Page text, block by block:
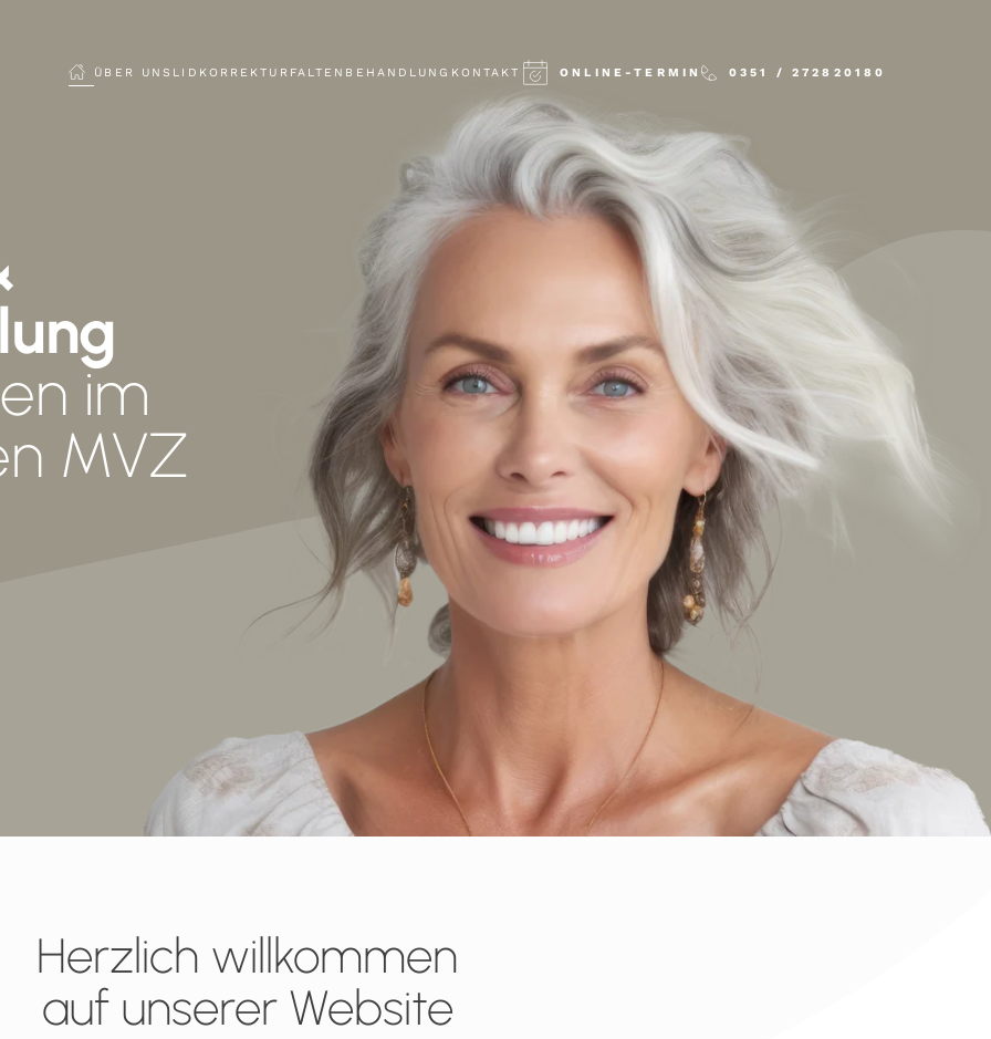
ÜBER UNS LIDKORREKTUR FALTENBEHANDLUNG KONTAKT ONLINE-TERMIN 0351 / 272820180
im
MVZ
Herzlich willkommen
auf unserer Website